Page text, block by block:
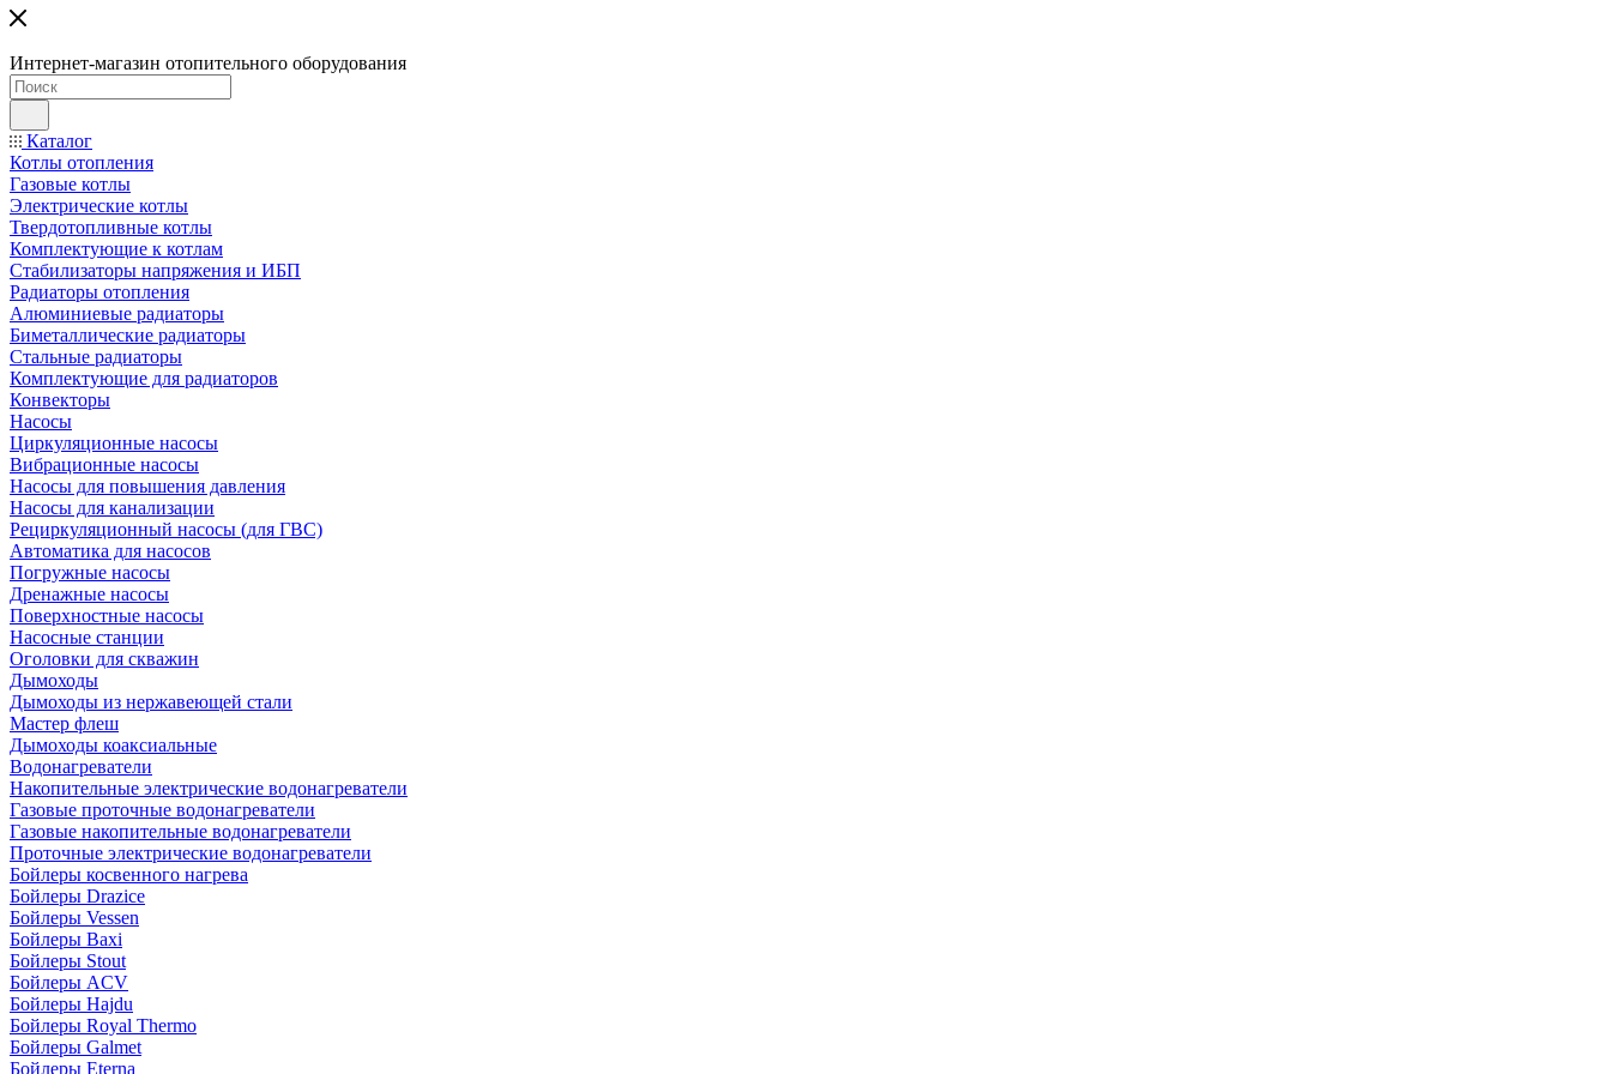
Интернет-магазин отопительного оборудования
Каталог
Котлы отопления
Газовые котлы
Электрические котлы
Твердотопливные котлы
Комплектующие к котлам
Стабилизаторы напряжения и ИБП
Радиаторы отопления
Алюминиевые радиаторы
Биметаллические радиаторы
Стальные радиаторы
Комплектующие для радиаторов
Конвекторы
Насосы
Циркуляционные насосы
Вибрационные насосы
Насосы для повышения давления
Насосы для канализации
Рециркуляционный насосы (для ГВС)
Автоматика для насосов
Погружные насосы
Дренажные насосы
Поверхностные насосы
Насосные станции
Оголовки для скважин
Дымоходы
Дымоходы из нержавеющей стали
Мастер флеш
Дымоходы коаксиальные
Водонагреватели
Накопительные электрические водонагреватели
Газовые проточные водонагреватели
Газовые накопительные водонагреватели
Проточные электрические водонагреватели
Бойлеры косвенного нагрева
Бойлеры Drazice
Бойлеры Vessen
Бойлеры Baxi
Бойлеры Stout
Бойлеры ACV
Бойлеры Hajdu
Бойлеры Royal Thermo
Бойлеры Galmet
Бойлеры Eterna